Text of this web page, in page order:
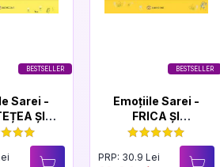
BESTSELLER
Sarei -
ȘI
BESTSELLER
Emoțiile Sarei -
FRICA ȘI
CURAJUL
PRP: 30.9 Lei